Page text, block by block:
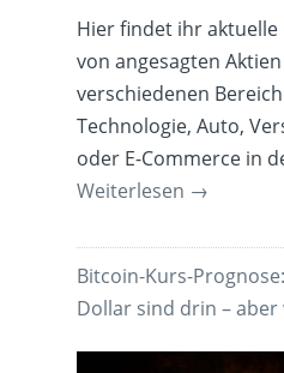
Hier findet ihr aktuelle
von angesagten
verschiedenen
Technologie, Auto,
oder E-Commerce in
Weiterlesen →
Bitcoin-Kurs-
Dollar sind drin – aber